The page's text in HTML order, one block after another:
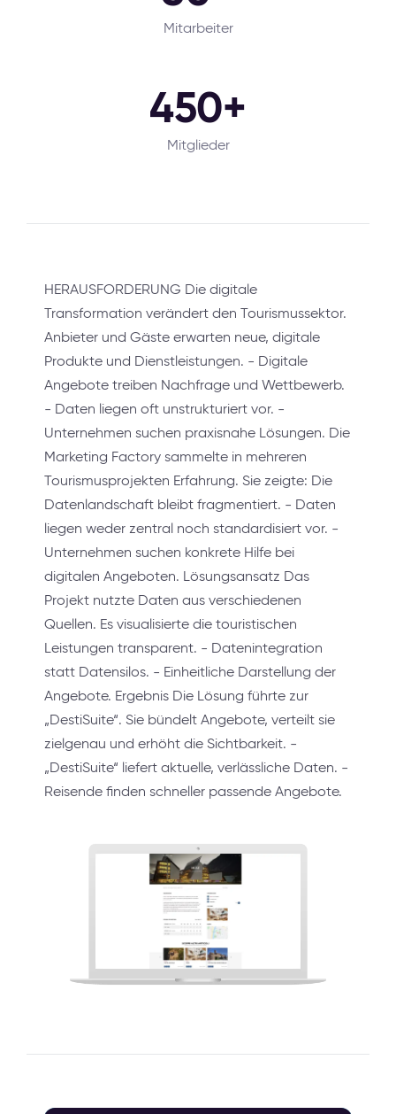
Mitarbeiter
450+
Mitglieder
HERAUSFORDERUNG Die digitale
Transformation verändert den Tourismussektor.
Anbieter und Gäste erwarten neue, digitale
Produkte und Dienstleistungen. - Digitale
Angebote treiben Nachfrage und Wettbewerb.
- Daten liegen oft unstrukturiert vor. -
Unternehmen suchen praxisnahe Lösungen. Die
Marketing Factory sammelte in mehreren
Tourismusprojekten Erfahrung. Sie zeigte: Die
Datenlandschaft bleibt fragmentiert. - Daten
liegen weder zentral noch standardisiert vor. -
Unternehmen suchen konkrete Hilfe bei
digitalen Angeboten. Lösungsansatz Das
Projekt nutzte Daten aus verschiedenen
Quellen. Es visualisierte die touristischen
Leistungen transparent. - Datenintegration
statt Datensilos. - Einheitliche Darstellung der
Angebote. Ergebnis Die Lösung führte zur
„DestiSuite“. Sie bündelt Angebote, verteilt sie
zielgenau und erhöht die Sichtbarkeit. -
„DestiSuite“ liefert aktuelle, verlässliche Daten. -
Reisende finden schneller passende Angebote.